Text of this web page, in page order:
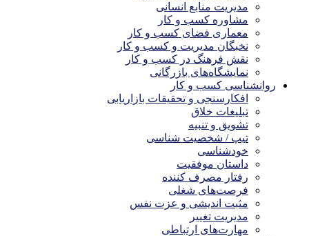
مدیریت منابع انسانی
مشاوره کسب و کار
معماری فضای کسب و کار
نخبگان مدیریت و کسب و کار
نقش فرهنگ در کسب و کار
نمایشگاه‌های بازرگانی
روانشناسی کسب و کار
افکارسنجی و تحقیقات بازاریابی
تبلیغات خلاق
تشویق و تنبیه
تیپ / شخصیت شناسی
خودشناسی
داستان موفقیت
رفتار مصرف کننده
فرصت‌های شغلی
مثبت اندیشی و عزت نفس
مدیریت تغییر
مهارت‌های ارتباطی